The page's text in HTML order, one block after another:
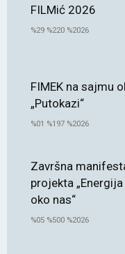
FILMić 2026
%29 %220 %2026
FIMEK na sajmu
„Putokazi“
%01 %197 %2026
Završna
projekta
oko nas“
%05 %500 %2026